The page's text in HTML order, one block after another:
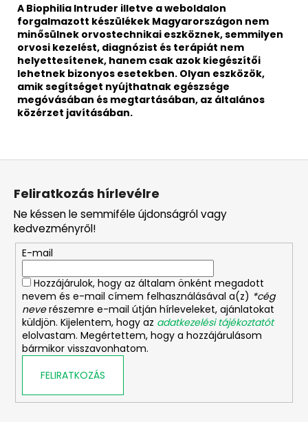
A Biophilia Intruder illetve a weboldalon
forgalmazott készülékek Magyarországon nem
minősülnek orvostechnikai eszköznek, semmilyen
orvosi kezelést, diagnózist és terápiát nem
helyettesítenek, hanem csak azok kiegészítői
lehetnek bizonyos esetekben. Olyan eszközök,
amik segítséget nyújthatnak egészsége
megóvásában és megtartásában, az általános
közérzet javításában.
L
Feliratkozás hírlevélre
Ne késsen le semmiféle újdonságról vagy
kedvezményről!
E-mail
Hozzájárulok, hogy az általam önként megadott
nevem és e-mail címem felhasználásával a(z) *cég
neverészemre e-mail útján hírleveleket, ajánlatokat
küldjön. Kijelentem, hogy az adatkezelési tájékoztatót
elolvastam. Megértettem, hogy a hozzájárulásom
bármikor visszavonhatom.
FELIRATKOZÁS